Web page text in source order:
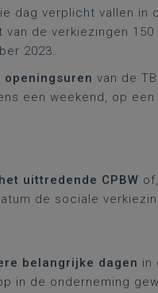
dag verplicht vallen in
de verkiezingen
2023.
van de
een weekend, op
uittredende CPBW
de sociale
belangrijke dagen in
in de onderneming